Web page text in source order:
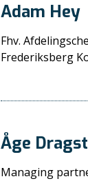
Adam Hey
Fhv.
Frederiksberg
Åge
Managing